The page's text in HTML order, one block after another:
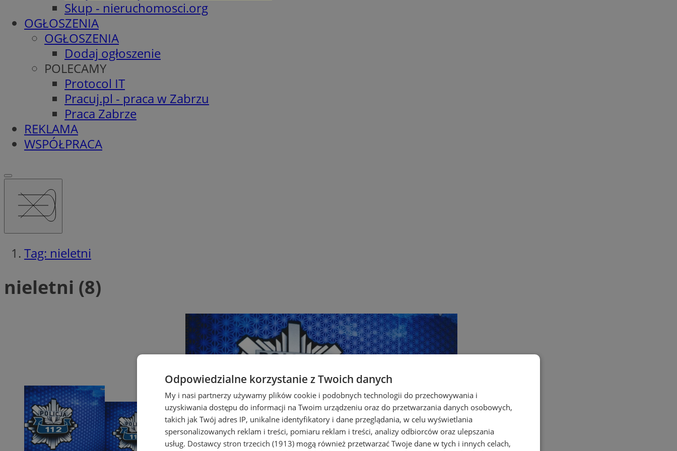
Skup - nieruchomosci.org
OGŁOSZENIA
OGŁOSZENIA
Dodaj ogłoszenie
POLECAMY
Protocol IT
Pracuj.pl - praca w Zabrzu
Praca Zabrze
REKLAMA
WSPÓŁPRACA
Tag: nieletni
nieletni (8)
Odpowiedzialne korzystanie z Twoich danych
My i nasi partnerzy używamy plików cookie i podobnych technologii do przechowywania i
uzyskiwania dostępu do informacji na Twoim urządzeniu oraz do przetwarzania danych osobowych,
takich jak Twój adres IP, unikalne identyfikatory i dane przeglądania, w celu wyświetlania
spersonalizowanych reklam i treści, pomiaru reklam i treści, analizy odbiorców oraz ulepszania
usług. Dostawcy stron trzecich (1913) mogą również przetwarzać Twoje dane w tych i innych celach,